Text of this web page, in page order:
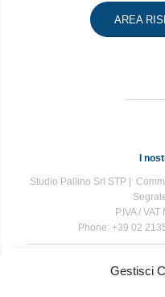
Gestisci
AREA
I
Studio Pallino Srl STP |
P.IVA /
Phone: +39 02
The information contained in